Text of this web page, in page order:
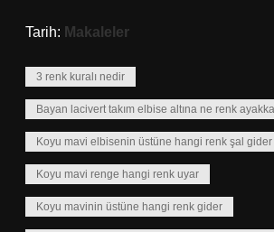
Tarih: Makaleler
3 renk kuralı nedir
Bayan lacivert takım elbise altına ne renk
Koyu mavi elbisenin üstüne hangi renk şal gider
Koyu mavi renge hangi renk uyar
Koyu mavinin üstüne hangi renk gider